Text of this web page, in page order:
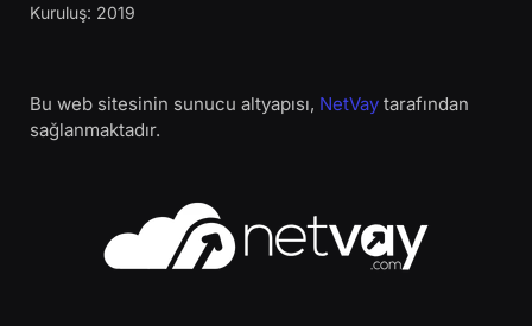
Kuruluş: 2019
Bu web sitesinin sunucu altyapısı, NetVay tarafından
sağlanmaktadır.